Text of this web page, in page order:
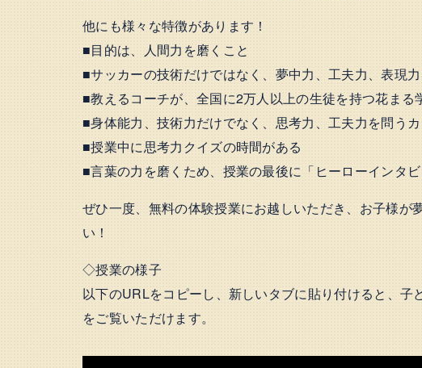
他にも様々な特徴があります！
■目的は、人間力を磨くこと
■サッカーの技術だけではなく、夢中力、工夫力、表現
■教えるコーチが、全国に2万人以上の生徒を持つ花ま
■身体能力、技術力だけでなく、思考力、工夫力を問う
■授業中に思考力クイズの時間がある
■言葉の力を磨くため、授業の最後に「ヒーローインタ
ぜひ一度、無料の体験授業にお越しいただき、お子様が
い！
◇授業の様子
以下のURLをコピーし、新しいタブに貼り付けると、子
をご覧いただけます。